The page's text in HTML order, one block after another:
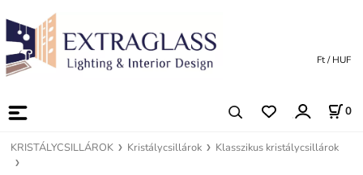
0
Ft / HUF
KRISTÁLYCSILLÁROK Kristálycsillárok Klasszikus kristálycsillárok